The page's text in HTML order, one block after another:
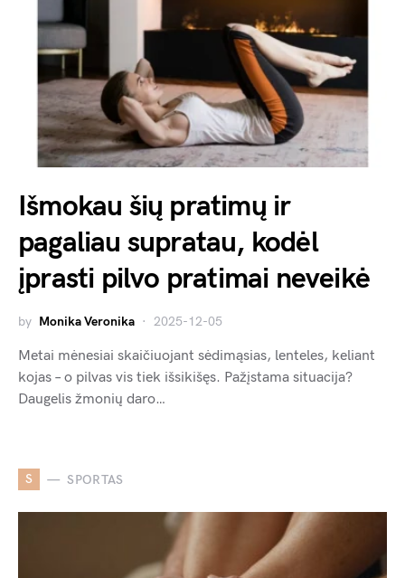
Išmokau šių pratimų ir
pagaliau supratau, kodėl
įprasti pilvo pratimai neveikė
by Monika Veronika 2025-12-05
Metai mėnesiai skaičiuojant sėdimąsias, lenteles, keliant
kojas – o pilvas vis tiek išsikišęs. Pažįstama situacija?
Daugelis žmonių daro…
S SPORTAS